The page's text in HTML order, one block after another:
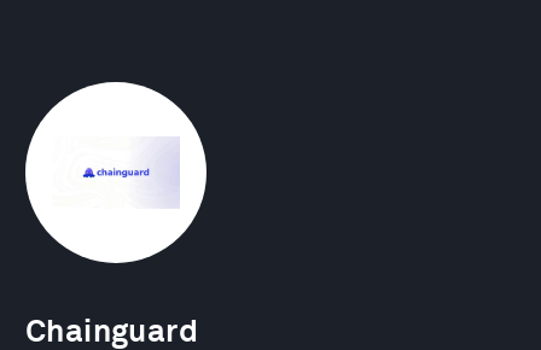
Chainguard